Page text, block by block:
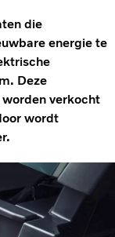
die
energie te
Deze
verkocht
wordt